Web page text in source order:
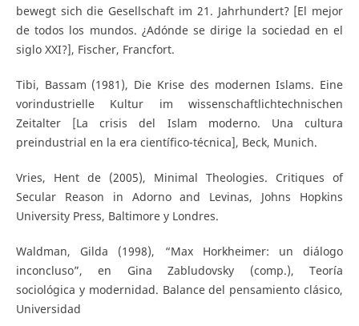
bewegt sich die Gesellschaft im 21. Jahrhundert? [El mejor
de todos los mundos. ¿Adónde se dirige la sociedad en el
siglo XXI?], Fischer, Francfort.
Tibi, Bassam (1981), Die Krise des modernen Islams. Eine
vorindustrielle Kultur im wissenschaftlichtechnischen
Zeitalter [La crisis del Islam moderno. Una cultura
preindustrial en la era científico-técnica], Beck, Munich.
Vries, Hent de (2005), Minimal Theologies. Critiques of
Secular Reason in Adorno and Levinas, Johns Hopkins
University Press, Baltimore y Londres.
Waldman, Gilda (1998), “Max Horkheimer: un diálogo
inconcluso”, en Gina Zabludovsky (comp.), Teoría
sociológica y modernidad. Balance del pensamiento clásico,
Universidad